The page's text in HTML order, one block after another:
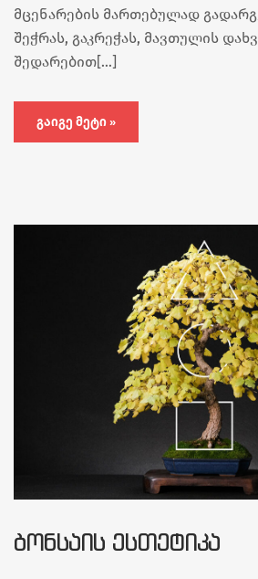
მცენარების მართებულად
შეჭრას, გაკრეჭას, მავთულის
შედარებით[…]
ᲒᲐᲘᲒᲔ ᲛᲔᲢᲘ »
ᲑᲝᲜᲡᲐᲘᲡ ᲔᲡᲗᲔᲢᲘᲙᲐ